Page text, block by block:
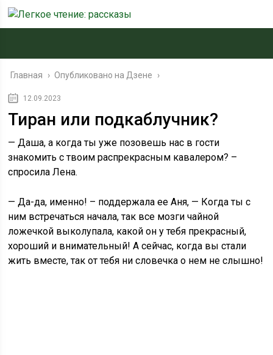
Главная › Опубликовано на Дзене ›
12.09.2023
Тиран или подкаблучник?
— Даша, а когда ты уже позовешь нас в гости
знакомить с твоим распрекрасным кавалером? –
спросила Лена.
— Да-да, именно! – поддержала ее Аня, — Когда ты с
ним встречаться начала, так все мозги чайной
ложечкой выколупала, какой он у тебя прекрасный,
хороший и внимательный! А сейчас, когда вы стали
жить вместе, так от тебя ни словечка о нем не слышно!